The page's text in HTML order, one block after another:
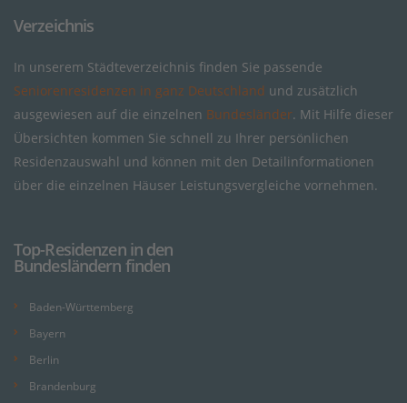
Verzeichnis
In unserem Städteverzeichnis finden Sie passende
Seniorenresidenzen in ganz Deutschland und zusätzlich
ausgewiesen auf die einzelnen Bundesländer. Mit Hilfe dieser
Übersichten kommen Sie schnell zu Ihrer persönlichen
Residenzauswahl und können mit den Detailinformationen
über die einzelnen Häuser Leistungsvergleiche vornehmen.
Top-Residenzen in den
Bundesländern finden
Baden-Württemberg
Bayern
Berlin
Brandenburg